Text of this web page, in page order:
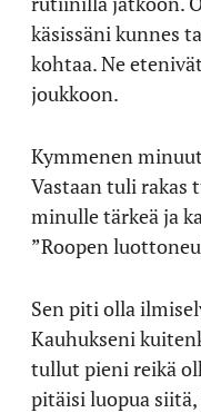
käsissäni kunnes
kohtaa. Ne
joukkoon.
Kymmenen
Vastaan tuli rakas
minulle tärkeä ja
”Roopen
Sen piti olla
Kauhukseni
tullut pieni reikä
pitäisi luopua